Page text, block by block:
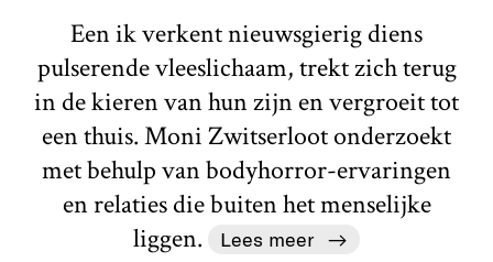
Een ik verkent nieuwsgierig diens
pulserende vleeslichaam, trekt zich terug
in de kieren van hun zijn en vergroeit tot
een thuis. Moni Zwitserloot onderzoekt
met behulp van bodyhorror-ervaringen
en relaties die buiten het menselijke
liggen.
Lees meer